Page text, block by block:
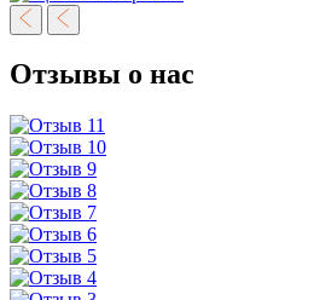
Отзывы о нас